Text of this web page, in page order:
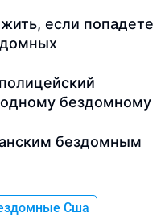
если попадете
бездомному
бездомным
Сша